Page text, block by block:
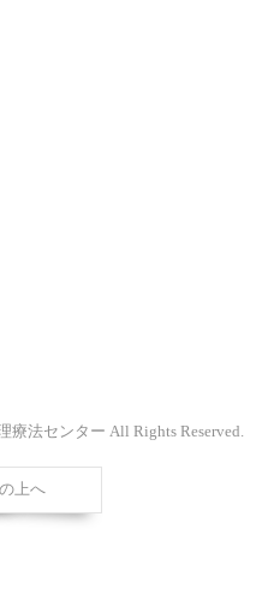
療法センター All Rights Reserved.
上へ